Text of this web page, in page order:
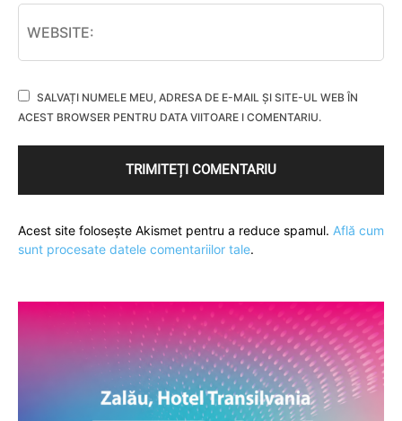
SALVAȚI NUMELE MEU, ADRESA DE E-MAIL ȘI SITE-UL WEB ÎN
ACEST BROWSER PENTRU DATA VIITOARE I COMENTARIU.
Acest site folosește Akismet pentru a reduce spamul. Află cum
sunt procesate datele comentariilor tale.